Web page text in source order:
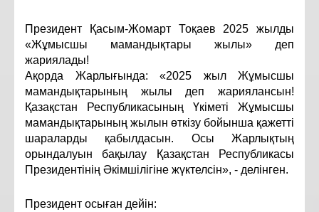
Президент Қасым-Жомарт Тоқаев 2025 жылды
«Жұмысшы мамандықтары жылы» деп
жариялады!
Ақорда Жарлығында: «2025 жыл Жұмысшы
мамандықтарының жылы деп жариялансын!
Қазақстан Республикасының Үкіметі Жұмысшы
мамандықтарының жылын өткізу бойынша қажетті
шараларды қабылдасын. Осы Жарлықтың
орындалуын бақылау Қазақстан Республикасы
Президентінің Әкімшілігіне жүктелсін», - делінген.
Президент осыған дейін: